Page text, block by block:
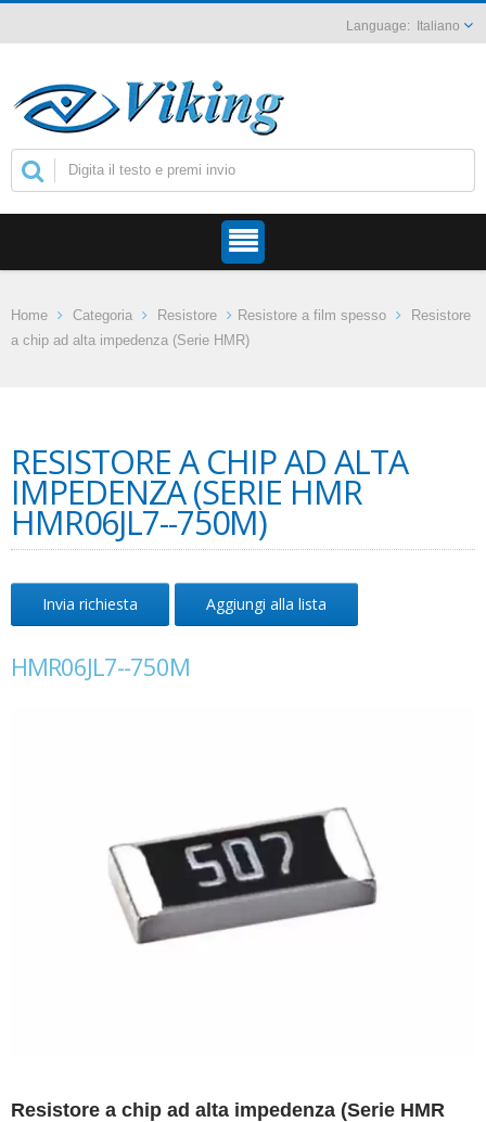
Italiano
Home Categoria Resistore Resistore a film spesso
Resistore
a chip ad alta impedenza (Serie HMR)
RESISTORE A CHIP AD ALTA
IMPEDENZA (SERIE HMR
HMR06JL7--750M)
Invia richiesta Aggiungi alla lista
HMR06JL7--750M
Resistore a chip ad alta impedenza (Serie HMR